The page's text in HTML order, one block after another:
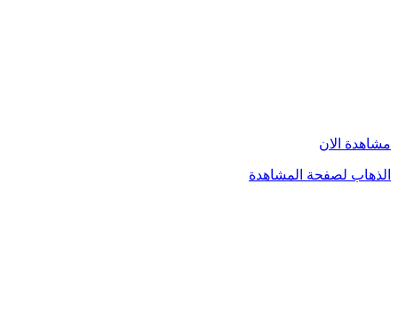
مشاهدة الان
الذهاب لصفحة المشاهدة